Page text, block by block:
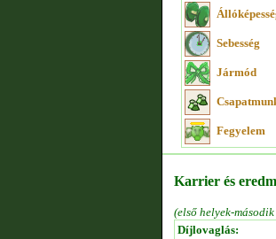
Sebesség
Jármód
Fegyelem
Karrier és
(első helyek-
Díjlovaglás: